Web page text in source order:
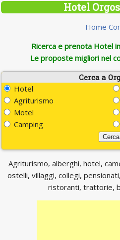
Hotel
Home
Ricerca e prenota Hotel
Le proposte migliori nel
Cerca a
Hotel
Agriturismo
Motel
Camping
Agriturismo, alberghi, hotel,
ostelli, villaggi, collegi,
ristoranti, trattorie,